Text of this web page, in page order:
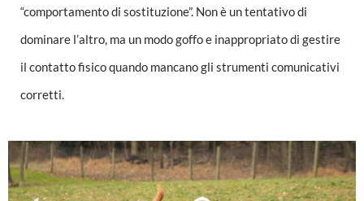
“comportamento di sostituzione”. Non è un tentativo di
dominare l’altro, ma un modo goffo e inappropriato di gestire
il contatto fisico quando mancano gli strumenti comunicativi
corretti.